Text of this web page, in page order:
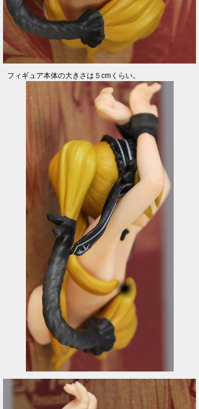
フィギュア本体の大きさは５cmくらい。